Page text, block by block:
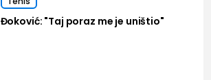
Đoković: "Taj poraz me je uništio"